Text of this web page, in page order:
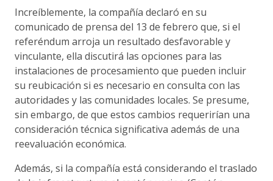
Increíblemente, la compañía declaró en su
comunicado de prensa del 13 de febrero que, si el
referéndum arroja un resultado desfavorable y
vinculante, ella discutirá las opciones para las
instalaciones de procesamiento que pueden incluir
su reubicación si es necesario en consulta con las
autoridades y las comunidades locales. Se presume,
sin embargo, de que estos cambios requerirían una
consideración técnica significativa además de una
reevaluación económica.
Además, si la compañía está considerando el traslado